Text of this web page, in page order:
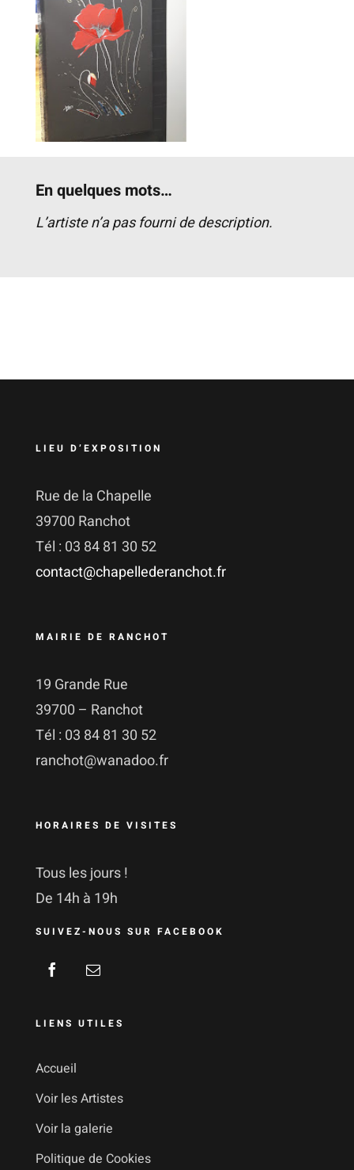
En quelques mots…
L’artiste n’a pas fourni de description.
LIEU D’EXPOSITION
Rue de la Chapelle
39700 Ranchot
Tél : 03 84 81 30 52
contact@chapellederanchot.fr
MAIRIE DE RANCHOT
19 Grande Rue
39700 – Ranchot
Tél : 03 84 81 30 52
ranchot@wanadoo.fr
HORAIRES DE VISITES
Tous les jours !
De 14h à 19h
SUIVEZ-NOUS SUR FACEBOOK
LIENS UTILES
Accueil
Voir les Artistes
Voir la galerie
Politique de Cookies